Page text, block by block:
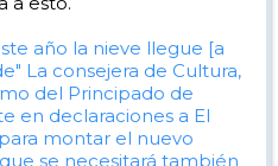
año la nieve llegue [a
La consejera de Cultura,
del Principado de
en declaraciones a El
montar el nuevo
se necesitará también